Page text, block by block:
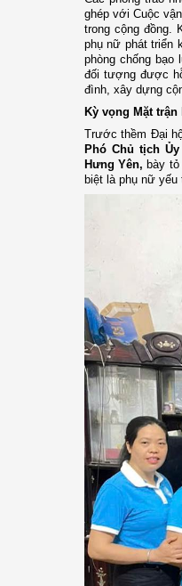
ghép với Cuộc
trong cộng đồng.
phụ nữ phát triển
phòng chống
đối tượng được
đình, xây dựng
Kỳ vọng Mặt
Trước thềm Đại
Phó Chủ tịch
Hưng Yên, bày
biệt là phụ nữ